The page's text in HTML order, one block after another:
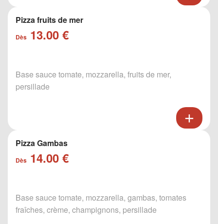
Pizza fruits de mer
Dès 13.00 €
Base sauce tomate, mozzarella, fruits de mer,
persillade
Pizza Gambas
Dès 14.00 €
Base sauce tomate, mozzarella, gambas, tomates
fraîches, crème, champignons, persillade